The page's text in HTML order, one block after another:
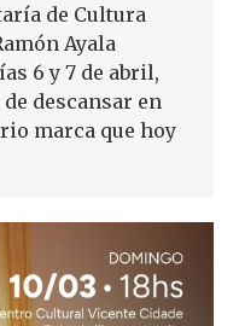
de Cultura
Ayala
6 y 7 de abril,
descansar en
marca que hoy